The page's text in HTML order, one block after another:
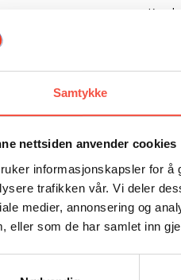
Samtykke
nettsiden anvender cookies
informasjonskapsler for å
trafikken vår. Vi deler
medier, annonsering og
eller som de har samlet inn
den
«En
ikke
søvn.
gjøre
på